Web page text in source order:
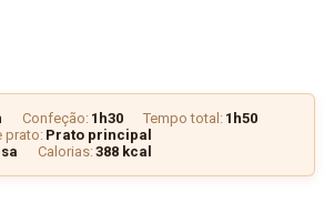
Confeção: 1h30 Tempo total: 1h50
prato:Prato principal
Calorias:388 kcal